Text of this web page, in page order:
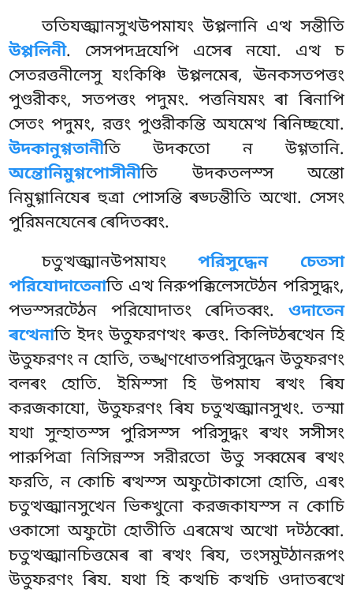
ততিযজ্ঝানসুখউপমাযংউপ্পলানি এত্থ সন্তীতি
উপ্পলিনী. সেসপদদ্ৰযেপি এসেৰ নযো. এত্থ চ
সেতরত্তনীলেসু যংকিঞ্চি উপ্পলমেৰ, ঊনকসতপত্তং
পুণ্ডরীকং, সতপত্তং পদুমং. পত্তনিযমং ৰা ৰিনাপি
সেতং পদুমং, রত্তং পুণ্ডরীকন্তি অযমেত্থ ৰিনিচ্ছযো.
উদকানুগ্গতানীতি উদকতো ন উগ্গতানি.
অন্তোনিমুগ্গপোসীনীতি উদকতলস্স অন্তো
নিমুগ্গানিযেৰ হুত্ৰা পোসন্তি ৰড্ঢন্তীতি অত্থো. সেসং
পুরিমনযেনেৰ ৰেদিতব্বং.
চতুত্থজ্ঝানউপমাযংপরিসুদ্ধেন চেতসা
পরিযোদাতেনাতি এত্থ নিরুপক্কিলেসট্ঠেন পরিসুদ্ধং,
পভস্সরট্ঠেন পরিযোদাতং ৰেদিতব্বং. ওদাতেন
ৰত্থেনাতি ইদং উতুফরণত্থং ৰুত্তং. কিলিট্ঠৰত্থেন হি
উতুফরণং ন হোতি, তঙ্খণধোতপরিসুদ্ধেনউতুফরণং
বলৰং হোতি. ইমিস্সা হি উপমায ৰত্থং ৰিয
করজকাযো, উতুফরণং ৰিয চতুত্থজ্ঝানসুখং. তস্মা
যথা সুন্হাতস্স পুরিসস্স পরিসুদ্ধং ৰত্থং সসীসং
পারুপিত্ৰা নিসিন্নস্সসরীরতো উতু সব্বমেৰ ৰত্থং
ফরতি, ন কোচি ৰত্থস্স অফুটোকাসো হোতি, এৰং
চতুত্থজ্ঝানসুখেন ভিক্খুনো করজকাযস্স ন কোচি
ওকাসো অফুটো হোতীতি এৰমেত্থ অত্থো দট্ঠব্বো.
চতুত্থজ্ঝানচিত্তমেৰ ৰা ৰত্থং ৰিয, তংসমুট্ঠানরূপং
উতুফরণং ৰিয. যথা হি কত্থচি কত্থচি ওদাতৰত্থে